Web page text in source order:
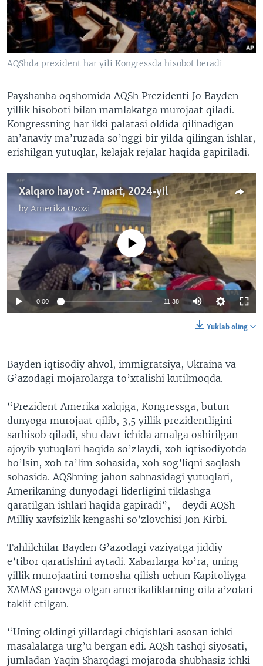
VIDEO
XABARLAR SURATLARDA
ODNOKLASSNIKI
TELEGRAM
TWITTER
AQShda prezident har yili Kongressda hisobot beradi
Payshanba oqshomida AQSh Prezidenti Jo Bayden
yillik hisoboti bilan mamlakatga murojaat qiladi.
Kongressning har ikki palatasi oldida qilinadigan
an’anaviy ma’ruzada so’nggi bir yilda qilingan ishlar,
erishilgan yutuqlar, kelajak rejalar haqida gapiriladi.
Xalqaro hayot - 7-mart, 2024-yil
by Amerika Ovozi
No media source currently available
0:00 11:38
Yuklab oling
Bayden iqtisodiy ahvol, immigratsiya, Ukraina va
G’azodagi mojarolarga to’xtalishi kutilmoqda.
“Prezident Amerika xalqiga, Kongressga, butun
dunyoga murojaat qilib, 3,5 yillik prezidentligini
sarhisob qiladi, shu davr ichida amalga oshirilgan
ajoyib yutuqlari haqida so’zlaydi, xoh iqtisodiyotda
bo’lsin, xoh ta’lim sohasida, xoh sog’liqni saqlash
sohasida. AQShning jahon sahnasidagi yutuqlari,
Amerikaning dunyodagi liderligini tiklashga
qaratilgan ishlari haqida gapiradi”, - deydi AQSh
Milliy xavfsizlik kengashi so’zlovchisi Jon Kirbi.
Tahlilchilar Bayden G’azodagi vaziyatga jiddiy
e’tibor qaratishini aytadi. Xabarlarga ko’ra, uning
yillik murojaatini tomosha qilish uchun Kapitoliyga
XAMAS garovga olgan amerikaliklarning oila a’zolari
taklif etilgan.
“Uning oldingi yillardagi chiqishlari asosan ichki
masalalarga urg’u bergan edi. AQSh tashqi siyosati,
jumladan Yaqin Sharqdagi mojaroda shubhasiz ichki